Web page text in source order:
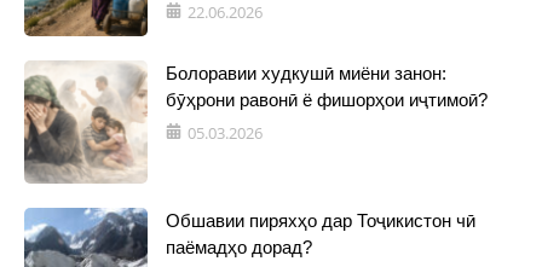
22.06.2026
Болоравии худкушӣ миёни занон:
бӯҳрони равонӣ ё фишорҳои иҷтимоӣ?
05.03.2026
Обшавии пиряхҳо дар Тоҷикистон чӣ
паёмадҳо дорад?